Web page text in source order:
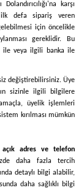
karşı
ilk defa sipariş veren
için öncelikle
gereklidir. Bu
ile veya ilgili banka ile
değiştirebilirsiniz. Üye
sizinle ilgili bilgilere
üyelik işlemleri
kırılması mümkün
açık adres ve telefon
daha fazla tercih
detaylı bilgi alabilir,
daha sağlıklı bilgi